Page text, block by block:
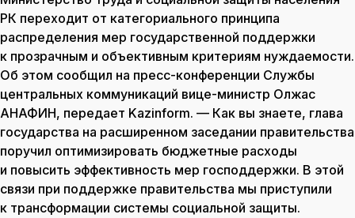
РК переходит от категориального принципа
распределения мер государственной поддержки
к прозрачным и объективным критериям нуждаемости.
Об этом сообщил на пресс-конференции Службы
центральных коммуникаций вице-министр Олжас
АНАФИН, передает Kazinform. — Как вы знаете, глава
государства на расширенном заседании правительства
поручил оптимизировать бюджетные расходы
и повысить эффективность мер господдержки. В этой
связи при поддержке правительства мы приступили
к трансформации системы социальной защиты.